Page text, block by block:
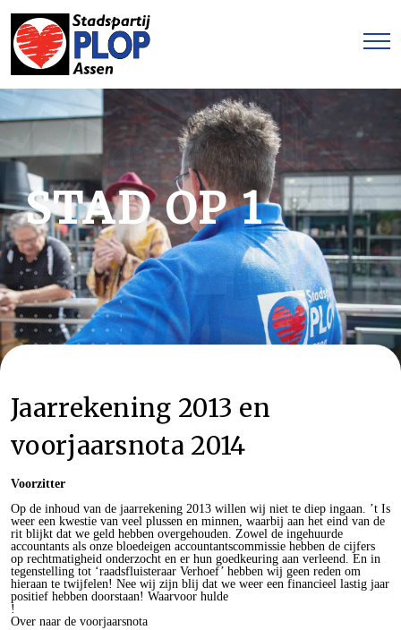
STAD OP 1
Jaarrekening 2013 en
voorjaarsnota 2014
Voorzitter
Op de inhoud van de jaarrekening 2013 willen wij niet te diep ingaan. ’t Is
weer een kwestie van veel plussen en minnen, waarbij aan het eind van de
rit blijkt dat we geld hebben overgehouden. Zowel de ingehuurde
accountants als onze bloedeigen accountantscommissie hebben de cijfers
op rechtmatigheid onderzocht en er hun goedkeuring aan verleend. En in
tegenstelling tot ‘raadsfluisteraar Verhoef’ hebben wij geen reden om
hieraan te twijfelen! Nee wij zijn blij dat we weer een financieel lastig jaar
positief hebben doorstaan! Waarvoor hulde
!
Over naar de voorjaarsnota